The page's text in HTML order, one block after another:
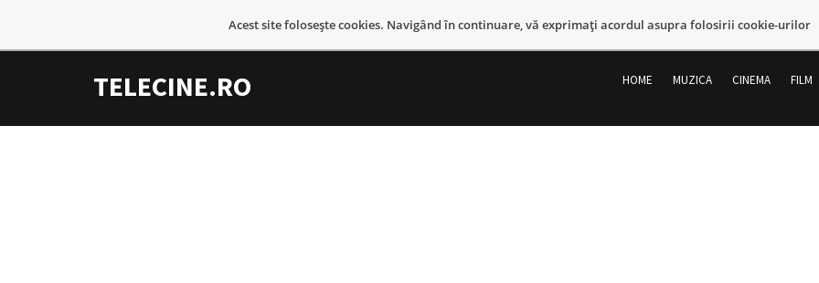
Acest site foloseşte cookies. Navigând în continuare, vă exprimaţi acordul asupra folosirii cookie-urilor
conținut
TELECINE.RO HOME MUZICA CINEMA FILM